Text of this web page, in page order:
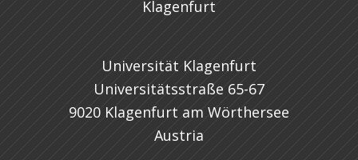
Universität Klagenfurt
Universitätsstraße 65-67
9020 Klagenfurt am Wörthersee
Austria